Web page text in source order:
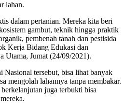
lahan.
dalam pertanian. Mereka kita beri
gambut, teknik hingga praktik
pembenah tanah dan pestisida
Kerja Bidang Edukasi dan
Utama, Jumat (24/09/2021).
Nasional tersebut, bisa lihat banyak
mengolah lahannya tanpa membakar.
juga terbukti bisa